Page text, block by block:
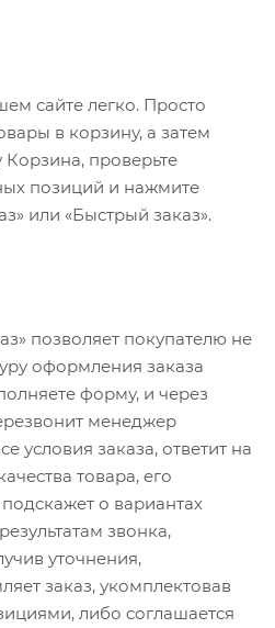
сайте легко. Просто
в корзину, а затем
Корзина, проверьте
позиций и нажмите
или «Быстрый заказ».
позволяет покупателю не
оформления заказа
форму, и через
менеджер
условия заказа, ответит на
товара, его
о вариантах
звонка,
уточнения,
заказ, укомплектовав
либо соглашается